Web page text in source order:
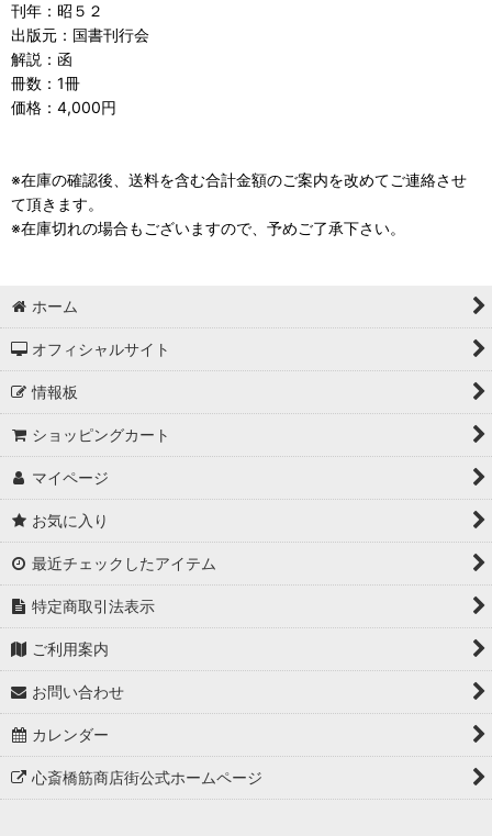
刊年：昭５２
出版元：国書刊行会
解説：函
冊数：1冊
価格：4,000円
※在庫の確認後、送料を含む合計金額のご案内を改めてご連絡させ
て頂きます。
※在庫切れの場合もございますので、予めご了承下さい。
ホーム
オフィシャルサイト
情報板
ショッピングカート
マイページ
お気に入り
最近チェックしたアイテム
特定商取引法表示
ご利用案内
お問い合わせ
カレンダー
心斎橋筋商店街公式ホームページ